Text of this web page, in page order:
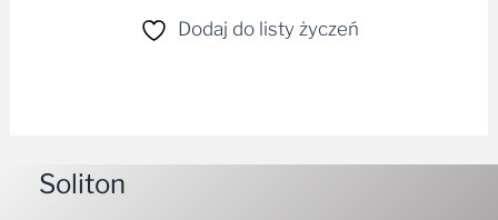
Dodaj do listy życzeń
Soliton